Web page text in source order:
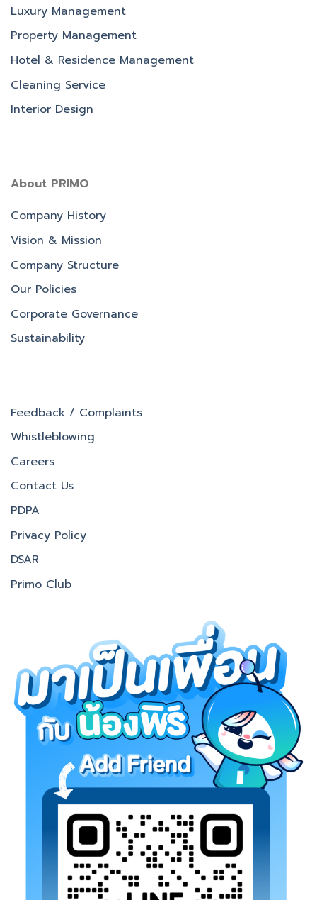
Luxury Management
Property Management
Hotel & Residence Management
Cleaning Service
Interior Design
About PRIMO
Company History
Vision & Mission
Company Structure
Our Policies
Corporate Governance
Sustainability
Feedback / Complaints
Whistleblowing
Careers
Contact Us
PDPA
Privacy Policy
DSAR
Primo Club